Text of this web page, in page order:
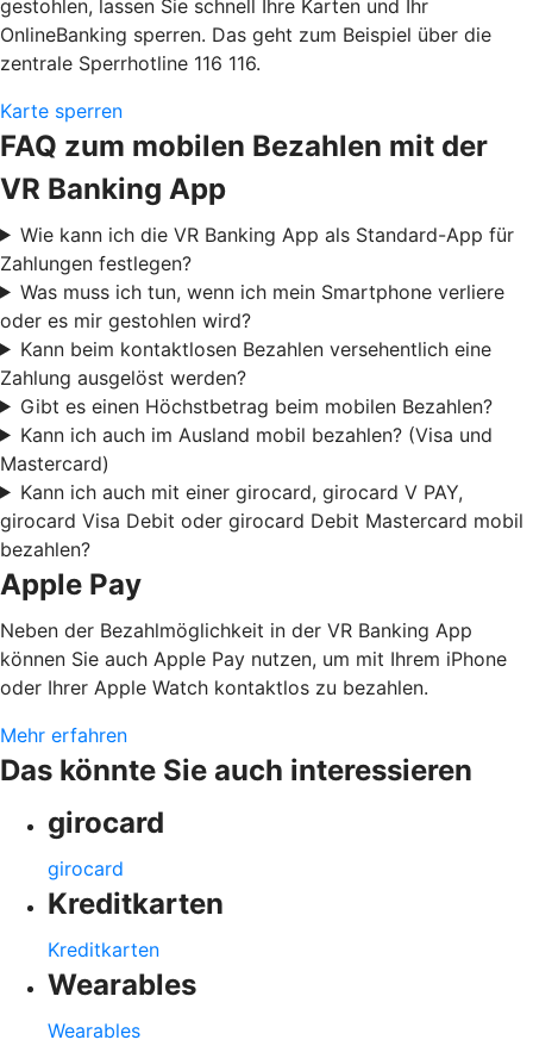
gestohlen, lassen Sie schnell Ihre Karten und Ihr
OnlineBanking sperren. Das geht zum Beispiel über die
zentrale Sperrhotline 116 116.
Karte sperren
FAQ zum mobilen Bezahlen mit der
VR Banking App
Wie kann ich die VR Banking App als Standard-App für
Zahlungen festlegen?
Was muss ich tun, wenn ich mein Smartphone verliere
oder es mir gestohlen wird?
Kann beim kontaktlosen Bezahlen versehentlich eine
Zahlung ausgelöst werden?
Gibt es einen Höchstbetrag beim mobilen Bezahlen?
Kann ich auch im Ausland mobil bezahlen? (Visa und
Mastercard)
Kann ich auch mit einer girocard, girocard V PAY,
girocard Visa Debit oder girocard Debit Mastercard mobil
bezahlen?
Apple Pay
Neben der Bezahlmöglichkeit in der VR Banking App
können Sie auch Apple Pay nutzen, um mit Ihrem iPhone
oder Ihrer Apple Watch kontaktlos zu bezahlen.
Mehr erfahren
Das könnte Sie auch interessieren
girocard
girocard
Kreditkarten
Kreditkarten
Wearables
Wearables